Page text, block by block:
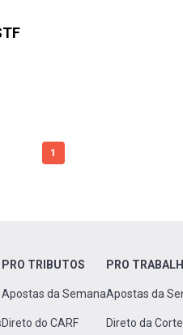
1
PRO TRIBUTOS
Apostas da Semana
Direto do CARF
PRO
Apostas da
Direto da Corte